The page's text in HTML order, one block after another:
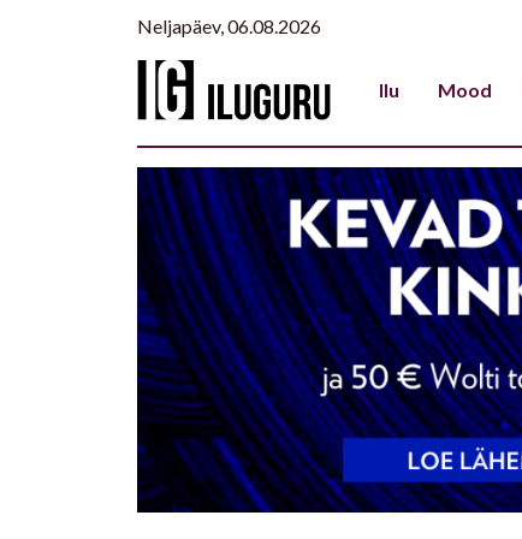
Neljapäev, 06.08.2026
Ilu Mood